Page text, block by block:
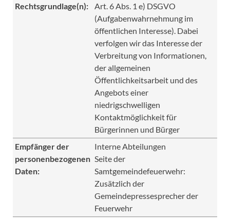
Rechtsgrundlage(n):
Art. 6 Abs. 1 e) DSGVO
(Aufgabenwahrnehmung im
öffentlichen Interesse). Dabei
verfolgen wir das Interesse der
Verbreitung von Informationen,
der allgemeinen
Öffentlichkeitsarbeit und des
Angebots einer
niedrigschwelligen
Kontaktmöglichkeit für
Bürgerinnen und Bürger
Empfänger der
personenbezogenen
Daten:
Interne Abteilungen
Seite der
Samtgemeindefeuerwehr:
Zusätzlich der
Gemeindepressesprecher der
Feuerwehr